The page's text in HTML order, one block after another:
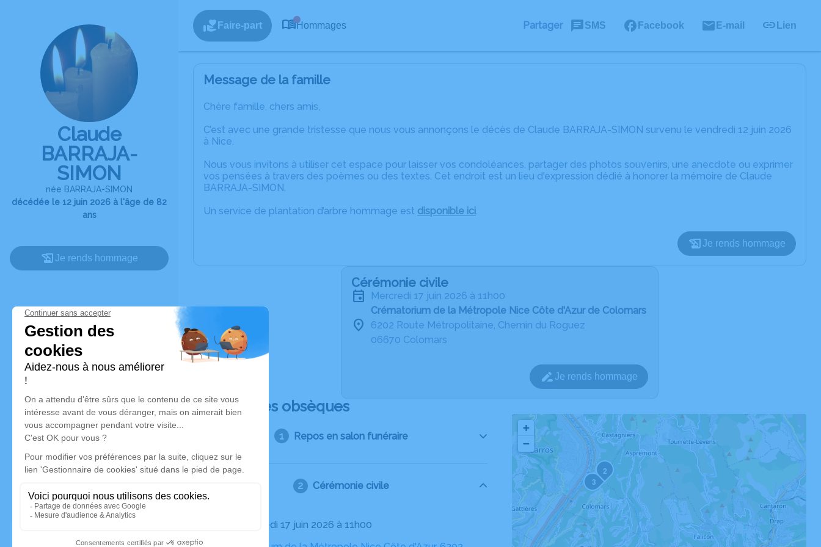
Claude
BARRAJA-
SIMON
née BARRAJA-SIMON
décédée le 12 juin 2026 à l'âge de 82
ans
Je rends hommage
Faire-part Hommages Partager SMS Facebook E-mail Lien
Message de la famille
Chère famille, chers amis,
C’est avec une grande tristesse que nous vous annonçons le décès de Claude BARRAJA-SIMON survenu le vendredi 12 juin 2026
à Nice.
Nous vous invitons à utiliser cet espace pour laisser vos condoléances, partager des photos souvenirs, une anecdote ou exprimer
vos pensées à travers des poèmes ou des textes. Cet endroit est un lieu d'expression dédié à honorer la mémoire de Claude
BARRAJA-SIMON.
Un service de plantation d’arbre hommage est disponible ici.
Je rends hommage
Cérémonie civile
mercredi 17 juin 2026 à 11h00
Crématorium de la Métropole Nice Côte d'Azur de Colomars
6202 Route Métropolitaine, Chemin du Roguez
06670 Colomars
Je rends hommage
Déroulé des obsèques
Repos en salon funéraire
Cérémonie civile
Le mercredi 17 juin 2026 à 11h00
2
3
+
−